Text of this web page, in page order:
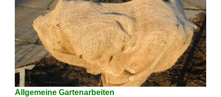
Allgemeine Gartenarbeiten